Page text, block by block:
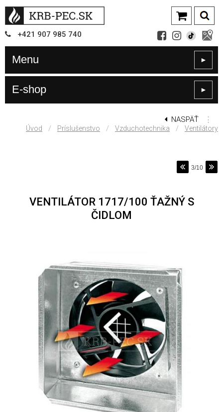
+421 907 985 740
Menu ►
E-shop ►
NASPÄŤ ⋮
Úvod / Príslušenstvo / Vzduchotechnika / Ventilátory
3/10
VENTILÁTOR 1717/100 ŤAŽNÝ S
ČIDLOM